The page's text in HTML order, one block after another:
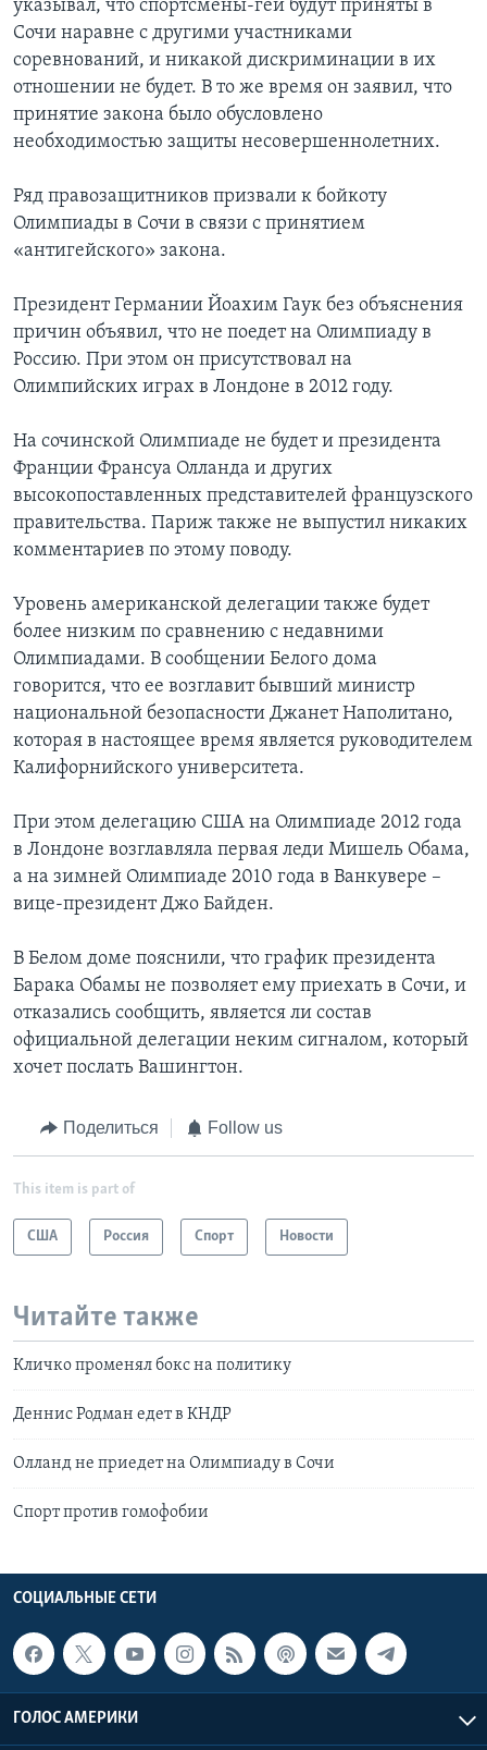
указывал, что спортсмены-геи будут приняты в
Сочи наравне с другими участниками
соревнований, и никакой дискриминации в их
отношении не будет. В то же время он заявил, что
принятие закона было обусловлено
необходимостью защиты несовершеннолетних.
Ряд правозащитников призвали к бойкоту
Олимпиады в Сочи в связи с принятием
«антигейского» закона.
Президент Германии Йоахим Гаук без объяснения
причин объявил, что не поедет на Олимпиаду в
Россию. При этом он присутствовал на
Олимпийских играх в Лондоне в 2012 году.
На сочинской Олимпиаде не будет и президента
Франции Франсуа Олланда и других
высокопоставленных представителей французского
правительства. Париж также не выпустил никаких
комментариев по этому поводу.
Уровень американской делегации также будет
более низким по сравнению с недавними
Олимпиадами. В сообщении Белого дома
говорится, что ее возглавит бывший министр
национальной безопасности Джанет Наполитано,
которая в настоящее время является руководителем
Калифорнийского университета.
При этом делегацию США на Олимпиаде 2012 года
в Лондоне возглавляла первая леди Мишель Обама,
а на зимней Олимпиаде 2010 года в Ванкувере –
вице-президент Джо Байден.
В Белом доме пояснили, что график президента
Барака Обамы не позволяет ему приехать в Сочи, и
отказались сообщить, является ли состав
официальной делегации неким сигналом, который
хочет послать Вашингтон.
Поделиться Follow us
This item is part of
США Россия Спорт Новости
Читайте также
Кличко променял бокс на политику
Деннис Родман едет в КНДР
Олланд не приедет на Олимпиаду в Сочи
Спорт против гомофобии
СОЦИАЛЬНЫЕ СЕТИ
ГОЛОС АМЕРИКИ